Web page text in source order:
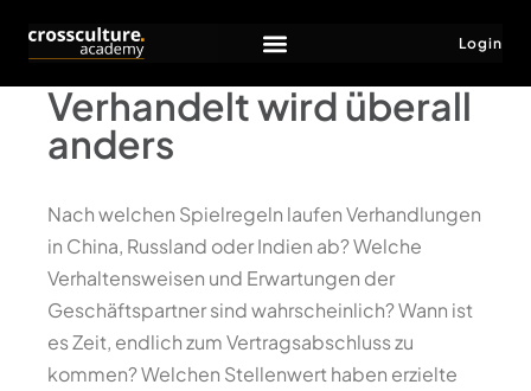
Login
Verhandelt wird überall
anders
Nach welchen Spielregeln laufen Verhandlungen
in China, Russland oder Indien ab? Welche
Verhaltensweisen und Erwartungen der
Geschäftspartner sind wahrscheinlich? Wann ist
es Zeit, endlich zum Vertragsabschluss zu
kommen? Welchen Stellenwert haben erzielte